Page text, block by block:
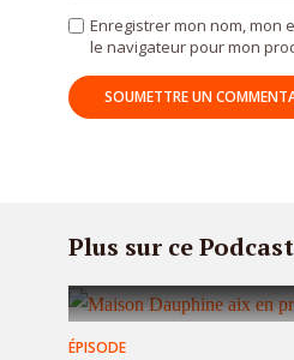
Enregistrer mon nom, mon
le navigateur pour mon
Plus sur ce Podcast
ÉPISODE